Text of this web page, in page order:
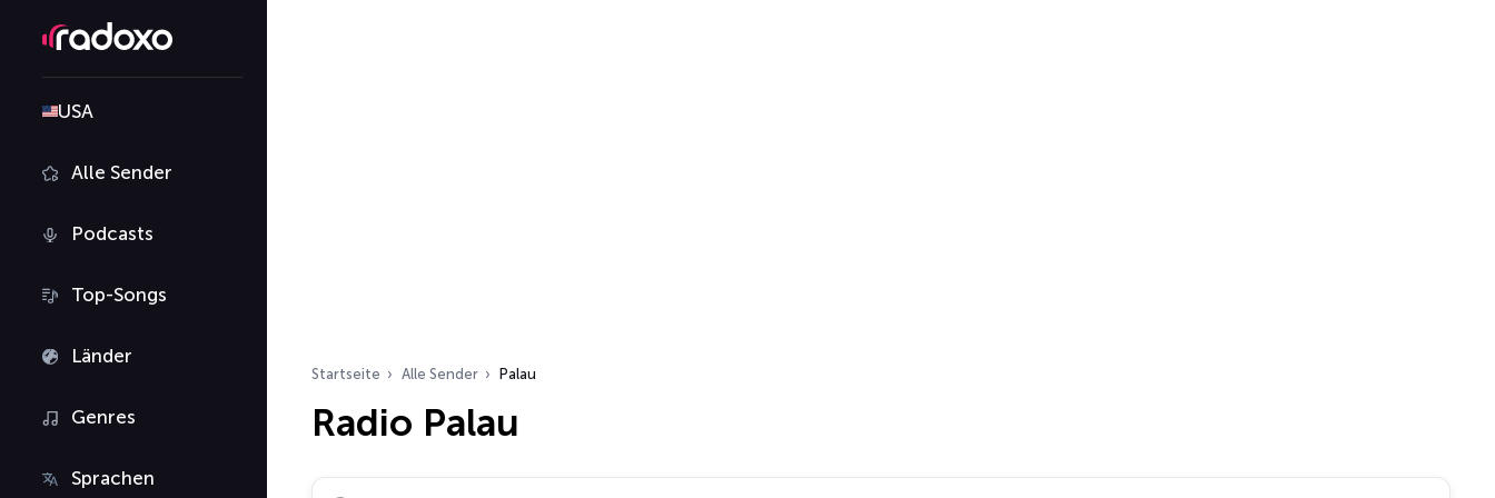
USA
Alle Sender
Podcasts
Top-Songs
Länder
Genres
Sprachen
Startseite Alle Sender Palau
Radio Palau
Radiosender suchen…